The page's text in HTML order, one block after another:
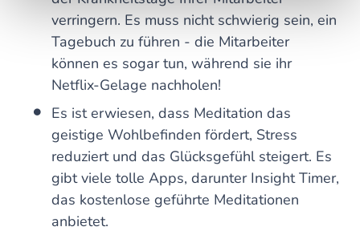
verringern. Es muss nicht schwierig sein, ein
Tagebuch zu führen - die Mitarbeiter
können es sogar tun, während sie ihr
Netflix-Gelage nachholen!
Es ist erwiesen, dass Meditation das
geistige Wohlbefinden fördert, Stress
reduziert und das Glücksgefühl steigert. Es
gibt viele tolle Apps, darunter Insight Timer,
das kostenlose geführte Meditationen
anbietet.